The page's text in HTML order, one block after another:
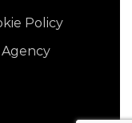
Policy
Agency